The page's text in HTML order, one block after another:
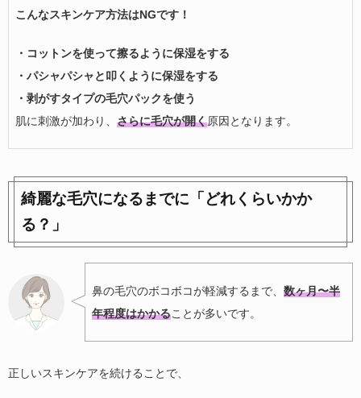
こんなスキンケア方法はNGです！
・コットンを使って擦るように保湿をする
・パシャパシャと叩くように保湿をする
・剥がすタイプの毛穴パックを使う
肌に刺激が加わり、 さらに毛穴が開く原因となります。
綺麗な毛穴になるまでに「どれくらいかか
る？」
鼻の毛穴のボコボコが軽減するまで、 数ヶ月〜半
年程度はかかることが多いです。
正しいスキンケアを続けることで、